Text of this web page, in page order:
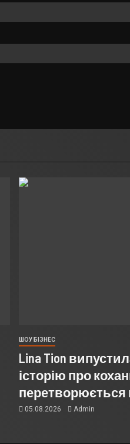
ШОУ БІЗНЕС
Lina Tion
історію про
перетворюється
05.08.2026 Admin